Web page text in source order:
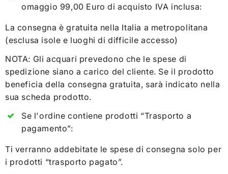
omaggio 99,00 Euro di acquisto IVA inclusa:
La consegna è gratuita nella Italia a metropolitana
(esclusa isole e luoghi di difficile accesso)
NOTA: Gli acquari prevedono che le spese di
spedizione siano a carico del cliente. Se il prodotto
beneficia della consegna gratuita, sarà indicato nella
sua scheda prodotto.
Se l'ordine contiene prodotti “Trasporto a
pagamento”:
Ti verranno addebitate le spese di consegna solo per
i prodotti “trasporto pagato”.